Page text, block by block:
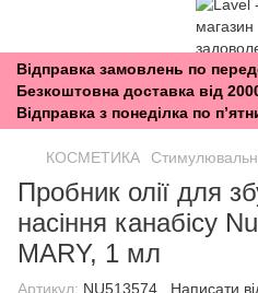
Відправка замовлень по
Безкоштовна доставка від
Відправка з понеділка по
КОСМЕТИКА
Пробник олії для
насіння канабісу
MARY, 1 мл
Артикул: NU513574 Написати